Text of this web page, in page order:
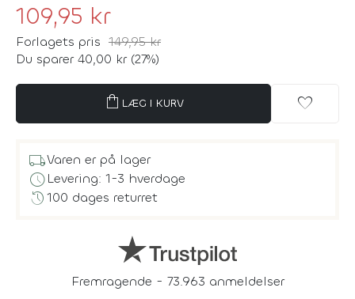
109,95 kr
Forlagets pris 149,95 kr
Du sparer 40,00 kr (27%)
shopping_bag LÆG I KURV favorite
local_shippingVaren er på lager
scheduleLevering: 1-3 hverdage
history100 dages returret
Fremragende - 73.963 anmeldelser